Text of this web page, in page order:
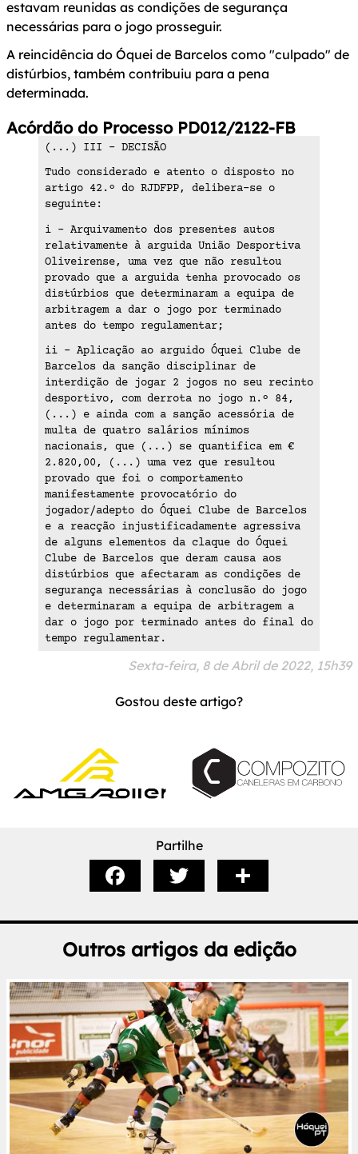
estavam reunidas as condições de segurança
necessárias para o jogo prosseguir.
A reincidência do Óquei de Barcelos como "culpado" de
distúrbios, também contribuiu para a pena
determinada.
Acórdão do Processo PD012/2122-FB
(...) III - DECISÃO
Tudo considerado e atento o disposto no
artigo 42.º do RJDFPP, delibera-se o
seguinte:
i - Arquivamento dos presentes autos
relativamente à arguida União Desportiva
Oliveirense, uma vez que não resultou
provado que a arguida tenha provocado os
distúrbios que determinaram a equipa de
arbitragem a dar o jogo por terminado
antes do tempo regulamentar;
ii - Aplicação ao arguido Óquei Clube de
Barcelos da sanção disciplinar de
interdição de jogar 2 jogos no seu recinto
desportivo, com derrota no jogo n.º 84,
(...) e ainda com a sanção acessória de
multa de quatro salários mínimos
nacionais, que (...) se quantifica em €
2.820,00, (...) uma vez que resultou
provado que foi o comportamento
manifestamente provocatório do
jogador/adepto do Óquei Clube de Barcelos
e a reacção injustificadamente agressiva
de alguns elementos da claque do Óquei
Clube de Barcelos que deram causa aos
distúrbios que afectaram as condições de
segurança necessárias à conclusão do jogo
e determinaram a equipa de arbitragem a
dar o jogo por terminado antes do final do
tempo regulamentar.
Sexta-feira, 8 de Abril de 2022, 15h39
Gostou deste artigo?
Partilhe
Outros artigos da edição